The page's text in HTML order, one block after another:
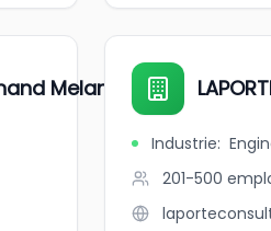
Melançon
Industrie:
201-500